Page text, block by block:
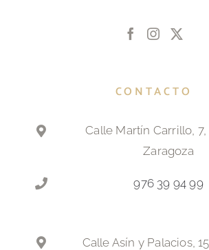
CONTACTO
Calle Martín Carrillo, 7,
Zaragoza
976 39 94 99
Calle Asín y Palacios,